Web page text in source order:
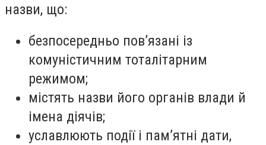
назви, що:
безпосередньо пов’язані із
комуністичним тоталітарним
режимом;
містять назви його органів влади й
імена діячів;
уславлюють події і пам’ятні дати,